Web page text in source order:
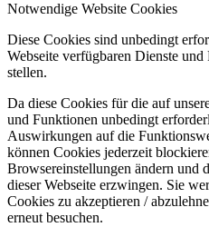
Notwendige Website Cookies
Diese Cookies sind unbedingt
Webseite verfügbaren Dienste
stellen.
Da diese Cookies für die auf
und Funktionen unbedingt
Auswirkungen auf die
können Cookies jederzeit
Browsereinstellungen ändern und
dieser Webseite erzwingen. Sie
Cookies zu akzeptieren /
erneut besuchen.